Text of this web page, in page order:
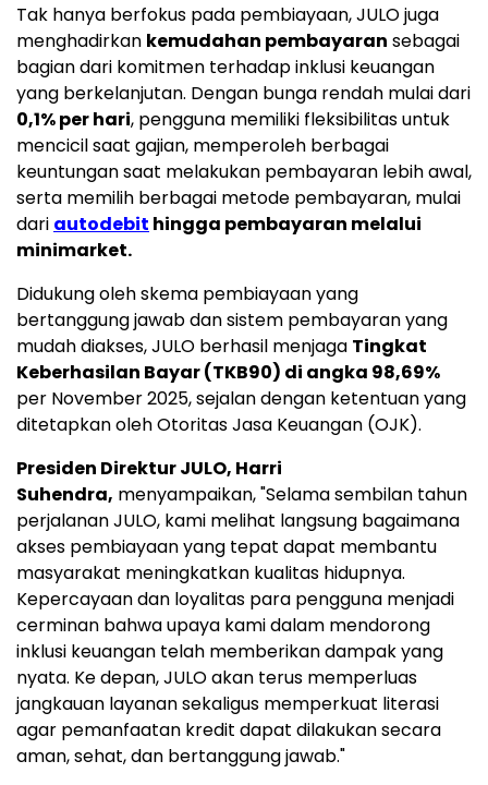
Tak hanya berfokus pada pembiayaan, JULO juga
menghadirkan kemudahan pembayaran sebagai
bagian dari komitmen terhadap inklusi keuangan
yang berkelanjutan. Dengan bunga rendah mulai dari
0,1% per hari, pengguna memiliki fleksibilitas untuk
mencicil saat gajian, memperoleh berbagai
keuntungan saat melakukan pembayaran lebih awal,
serta memilih berbagai metode pembayaran, mulai
dari autodebit hingga pembayaran melalui
minimarket.
Didukung oleh skema pembiayaan yang
bertanggung jawab dan sistem pembayaran yang
mudah diakses, JULO berhasil menjaga Tingkat
Keberhasilan Bayar (TKB90) di angka 98,69%
per November 2025, sejalan dengan ketentuan yang
ditetapkan oleh Otoritas Jasa Keuangan (OJK).
Presiden Direktur JULO, Harri
Suhendra, menyampaikan, "Selama sembilan tahun
perjalanan JULO, kami melihat langsung bagaimana
akses pembiayaan yang tepat dapat membantu
masyarakat meningkatkan kualitas hidupnya.
Kepercayaan dan loyalitas para pengguna menjadi
cerminan bahwa upaya kami dalam mendorong
inklusi keuangan telah memberikan dampak yang
nyata. Ke depan, JULO akan terus memperluas
jangkauan layanan sekaligus memperkuat literasi
agar pemanfaatan kredit dapat dilakukan secara
aman, sehat, dan bertanggung jawab."